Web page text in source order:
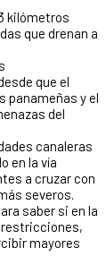
kilómetros
que drenan a
que el
panameñas y el
del
canaleras
en la vía
a cruzar con
severos.
saber si en la
mayores